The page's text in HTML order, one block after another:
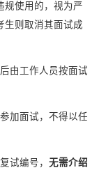
规使用的，视为严
生则取消其面试成
由工作人员按面试
加面试，不得以任
试编号， 无需介绍